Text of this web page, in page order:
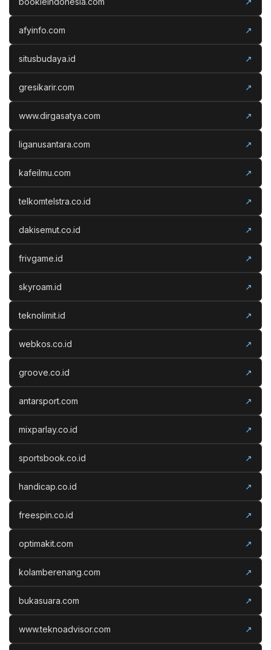
afyinfo.com ↗
situsbudaya.id ↗
gresikarir.com ↗
www.dirgasatya.com ↗
liganusantara.com ↗
kafeilmu.com ↗
telkomtelstra.co.id ↗
dakisemut.co.id ↗
frivgame.id ↗
skyroam.id ↗
teknolimit.id ↗
webkos.co.id ↗
groove.co.id ↗
antarsport.com ↗
mixparlay.co.id ↗
sportsbook.co.id ↗
handicap.co.id ↗
freespin.co.id ↗
optimakit.com ↗
kolamberenang.com ↗
bukasuara.com ↗
www.teknoadvisor.com ↗